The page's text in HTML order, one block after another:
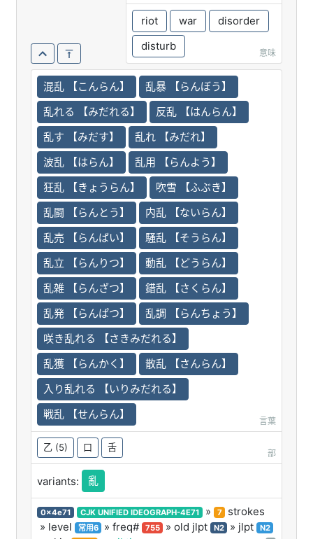
riot war
disorder
disturb
意味
混乱 【こんらん】
乱暴 【らんぼう】
乱れる 【みだれる】
反乱 【はんらん】
乱す 【みだす】
乱れ 【みだれ】
波乱 【はらん】
乱用 【らんよう】
狂乱 【きょうらん】
吹雪 【ふぶき】
乱闘 【らんとう】
内乱 【ないらん】
乱売 【らんばい】
騒乱 【そうらん】
乱立 【らんりつ】
動乱 【どうらん】
乱雑 【らんざつ】
錯乱 【さくらん】
乱発 【らんぱつ】
乱調 【らんちょう】
咲き乱れる 【さきみだれる】
乱獲 【らんかく】
散乱 【さんらん】
入り乱れる 【いりみだれる】
戦乱 【せんらん】
言葉
乙 (5) 口 舌
部
variants: 亂
0x4e71 CJK UNIFIED IDEOGRAPH-4E71 » 7
strokes
» level
常用6 » freq# 755 » old jlpt N2 » jlpt N2